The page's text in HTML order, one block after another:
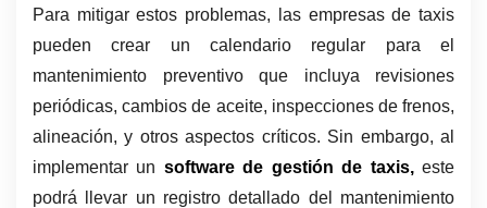
Para mitigar estos problemas, las empresas de taxis
pueden crear un calendario regular para el
mantenimiento preventivo que incluya revisiones
periódicas, cambios de aceite, inspecciones de frenos,
alineación, y otros aspectos críticos. Sin embargo, al
implementar un software de gestión de taxis, este
podrá llevar un registro detallado del mantenimiento